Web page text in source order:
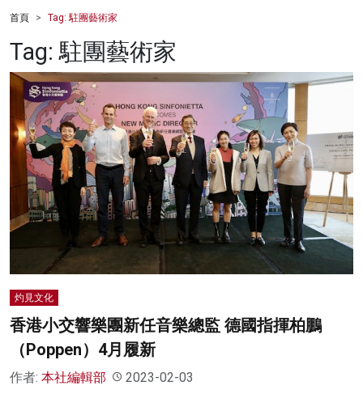
財經
健康
商業
科技
影片
名家榜
灼見活動
關於我們
首頁 Tag: 駐團藝術家
Tag: 駐團藝術家
灼見文化
香港小交響樂團新任音樂總監 德國指揮柏鵬
（Poppen）4月履新
作者: 本社編輯部 2023-02-03